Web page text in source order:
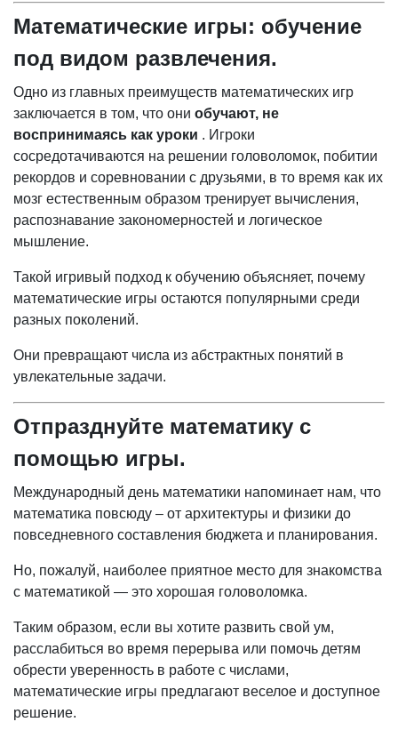
Математические игры: обучение
под видом развлечения.
Одно из главных преимуществ математических игр
заключается в том, что они обучают, не
воспринимаясь как уроки . Игроки
сосредотачиваются на решении головоломок, побитии
рекордов и соревновании с друзьями, в то время как их
мозг естественным образом тренирует вычисления,
распознавание закономерностей и логическое
мышление.
Такой игривый подход к обучению объясняет, почему
математические игры остаются популярными среди
разных поколений.
Они превращают числа из абстрактных понятий в
увлекательные задачи.
Отпразднуйте математику с
помощью игры.
Международный день математики напоминает нам, что
математика повсюду – от архитектуры и физики до
повседневного составления бюджета и планирования.
Но, пожалуй, наиболее приятное место для знакомства
с математикой — это хорошая головоломка.
Таким образом, если вы хотите развить свой ум,
расслабиться во время перерыва или помочь детям
обрести уверенность в работе с числами,
математические игры предлагают веселое и доступное
решение.